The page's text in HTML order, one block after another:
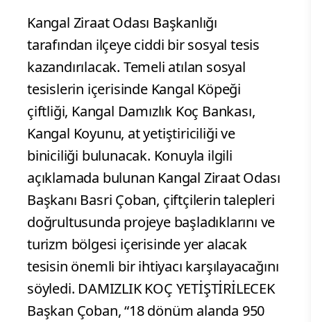
Kangal Ziraat Odası Başkanlığı
tarafından ilçeye ciddi bir sosyal tesis
kazandırılacak. Temeli atılan sosyal
tesislerin içerisinde Kangal Köpeği
çiftliği, Kangal Damızlık Koç Bankası,
Kangal Koyunu, at yetiştiriciliği ve
biniciliği bulunacak. Konuyla ilgili
açıklamada bulunan Kangal Ziraat Odası
Başkanı Basri Çoban, çiftçilerin talepleri
doğrultusunda projeye başladıklarını ve
turizm bölgesi içerisinde yer alacak
tesisin önemli bir ihtiyacı karşılayacağını
söyledi. DAMIZLIK KOÇ YETİŞTİRİLECEK
Başkan Çoban, “18 dönüm alanda 950